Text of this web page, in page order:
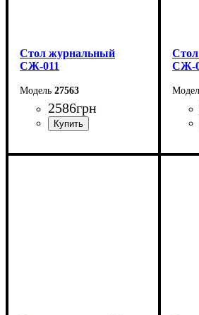
Стол журнальный
СЖ-011
27563
2586грн
Ширина: 80 см
СЖ-